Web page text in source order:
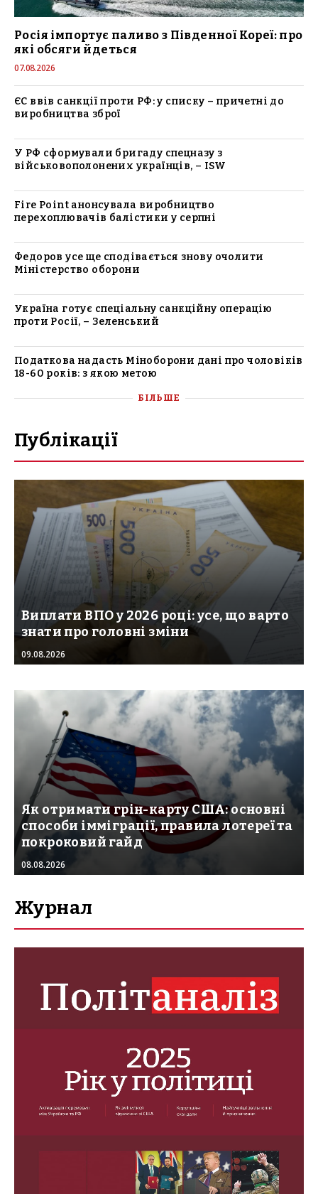
Росія імпортує паливо з Південної Кореї: про
які обсяги йдеться
07.08.2026
ЄС ввів санкції проти РФ: у списку – причетні до
виробництва зброї
У РФ сформували бригаду спецназу з
військовополонених українців, – ISW
Fire Point анонсувала виробництво
перехоплювачів балістики у серпні
Федоров усе ще сподівається знову очолити
Міністерство оборони
Україна готує спеціальну санкційну операцію
проти Росії, – Зеленський
Податкова надасть Міноборони дані про чоловіків
18-60 років: з якою метою
БІЛЬШЕ
Публікації
Виплати ВПО у 2026 році: усе, що варто
знати про головні зміни
09.08.2026
Як отримати грін-карту США: основні
способи імміграції, правила лотереї та
покроковий гайд
08.08.2026
Журнал